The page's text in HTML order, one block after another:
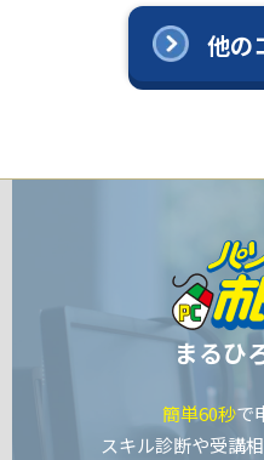
他の
まるひ
簡単60秒で
スキル診断や受講